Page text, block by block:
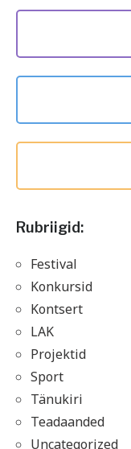
Rubriigid:
Festival
Konkursid
Kontsert
LAK
Projektid
Sport
Tänukiri
Teadaanded
Uncategorized